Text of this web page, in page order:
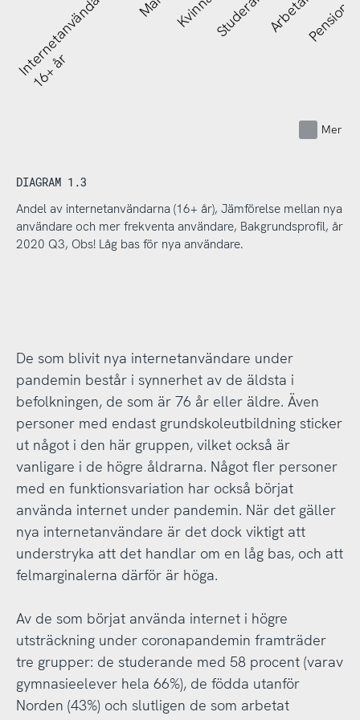
Internetanvändare
16+ år
KvinnaStuderar Arbetar
Mer
DIAGRAM 1.3
Andel av internetanvändarna (16+ år), Jämförelse mellan nya
användare och mer frekventa användare, Bakgrundsprofil, år
2020 Q3, Obs! Låg bas för nya användare.
De som blivit nya internetanvändare under
pandemin består i synnerhet av de äldsta i
befolkningen, de som är 76 år eller äldre. Även
personer med endast grundskoleutbildning sticker
ut något i den här gruppen, vilket också är
vanligare i de högre åldrarna. Något fler personer
med en funktionsvariation har också börjat
använda internet under pandemin. När det gäller
nya internetanvändare är det dock viktigt att
understryka att det handlar om en låg bas, och att
felmarginalerna därför är höga.
Av de som börjat använda internet i högre
utsträckning under coronapandemin framträder
tre grupper: de studerande med 58 procent (varav
gymnasieelever hela 66%), de födda utanför
Norden (43%) och slutligen de som arbetat